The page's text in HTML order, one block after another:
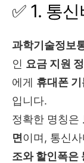
✅ 1. 통
과학기술정보
인 요금 지원
에게 휴대폰
입니다.
정확한 명칭은
면 이며, 통신
조와 할인폭은